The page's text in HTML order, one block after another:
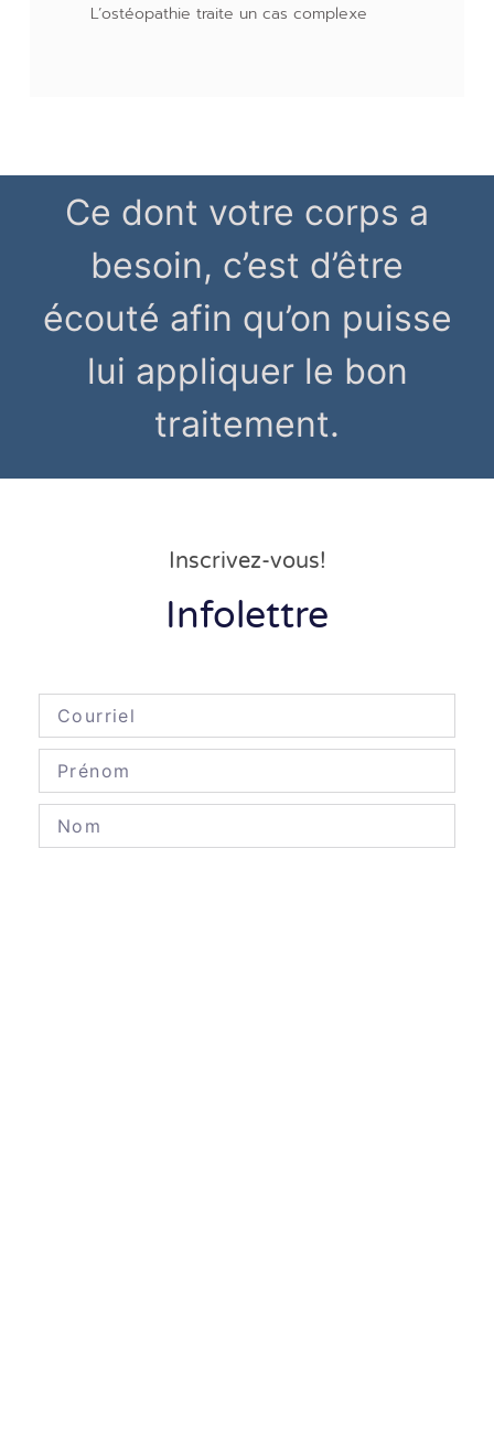
L’ostéopathie traite un cas complexe
Ce dont votre corps a
besoin, c’est d’être
écouté afin qu’on puisse
lui appliquer le bon
traitement.
Inscrivez-vous!
Infolettre